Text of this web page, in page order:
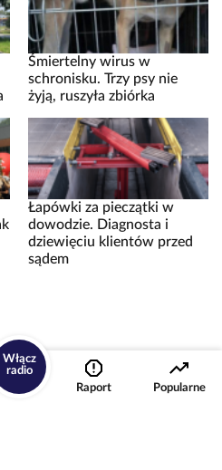
Śmiertelny wirus w
schronisku. Trzy psy nie
żyją, ruszyła zbiórka
Łapówki za pieczątki w
dowodzie. Diagnosta i
dziewięciu klientów przed
sądem
Włącz
radio
Raport
Popularne